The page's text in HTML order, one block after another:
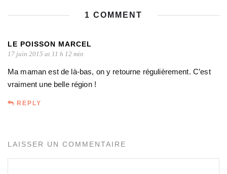
1 COMMENT
LE POISSON MARCEL
17 juin 2015 at 11 h 12 min
Ma maman est de là-bas, on y retourne régulièrement. C’est
vraiment une belle région !
REPLY
LAISSER UN COMMENTAIRE